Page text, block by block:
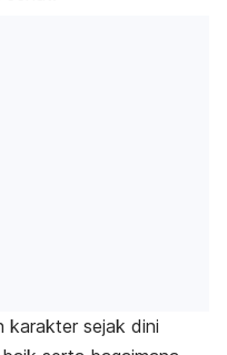
karakter sejak dini